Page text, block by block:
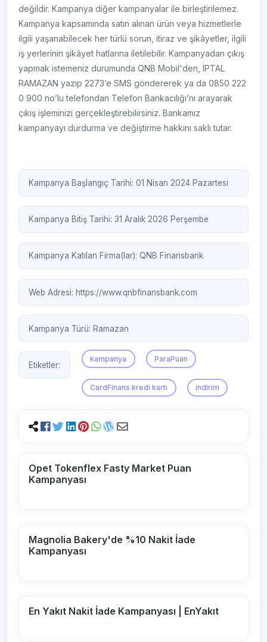
değildir. Kampanya diğer kampanyalar ile birleştirilemez.
Kampanya kapsamında satın alınan ürün veya hizmetlerle
ilgili yaşanabilecek her türlü sorun, itiraz ve şikâyetler, ilgili
iş yerlerinin şikâyet hatlarına iletilebilir. Kampanyadan çıkış
yapmak istemeniz durumunda QNB Mobil'den, IPTAL
RAMAZAN yazıp 2273’e SMS göndererek ya da 0850 222
0 900 no’lu telefondan Telefon Bankacılığı’nı arayarak
çıkış işleminizi gerçekleştirebilirsiniz. Bankamız
kampanyayı durdurma ve değiştirme hakkını saklı tutar.
Kampanya Başlangıç Tarihi: 01 Nisan 2024 Pazartesi
Kampanya Bitiş Tarihi: 31 Aralık 2026 Perşembe
Kampanya Katılan Firma(lar):QNB Finansbank
Web Adresi:https://www.qnbfinansbank.com
Kampanya Türü: Ramazan
Etiketler:
kampanya ParaPuan
CardFinans kredi kartı indirim
Opet Tokenflex Fasty Market Puan
Kampanyası
Magnolia Bakery'de %10 Nakit İade
Kampanyası
En Yakıt Nakit İade Kampanyası | EnYakıt